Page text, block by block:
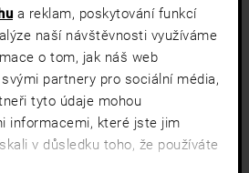
a reklam, poskytování funkcí
naší návštěvnosti využíváme
o tom, jak náš web
partnery pro sociální média,
tyto údaje mohou
informacemi, které jste jim
v důsledku toho, že používáte